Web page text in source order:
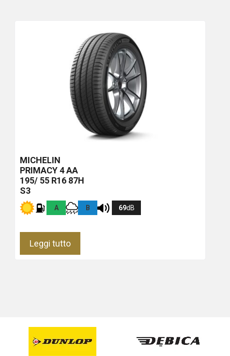
MICHELIN
PRIMACY 4AA
195/ 55 R16 87H
S3
A B 69dB
Leggi tutto